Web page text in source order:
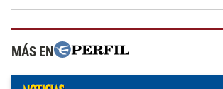
MÁS EN